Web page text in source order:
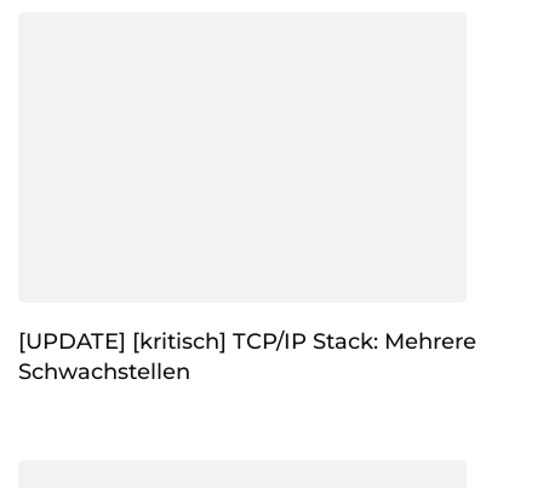
[UPDATE] [kritisch] TCP/IP Stack: Mehrere
Schwachstellen